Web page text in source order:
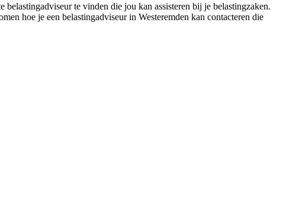
te vinden die jou kan assisteren bij je belastingzaken.
hoe je een belastingadviseur in Westeremden kan contacteren die